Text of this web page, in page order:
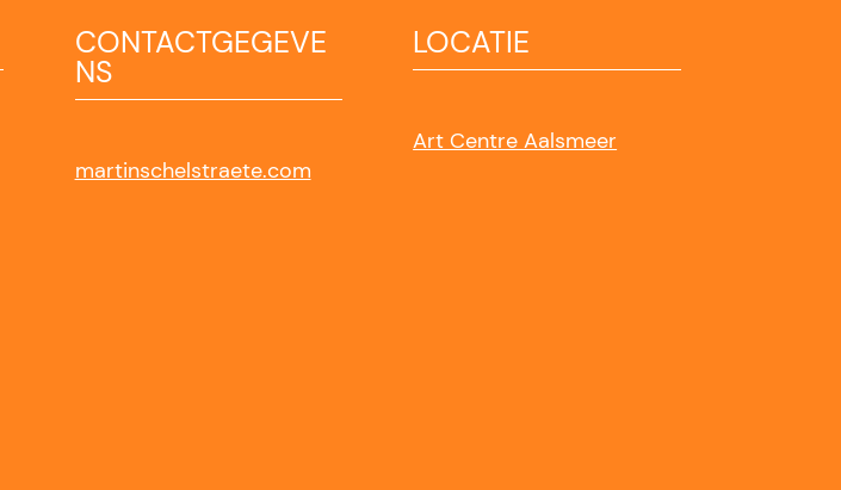
CONTACTGEGEVE
NS
martinschelstraete.com
LOCATIE
Art Centre Aalsmeer